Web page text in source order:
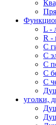
L -
R -
С
С
С
С
С
уголки,